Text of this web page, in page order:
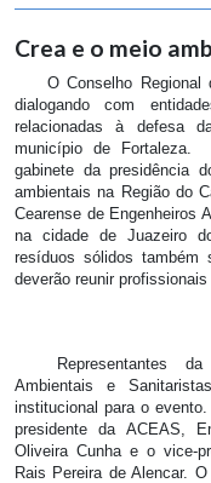
Crea e o meio
O Conselho
dialogando com
relacionadas à defesa
município de Fortaleza.
gabinete da presidência
ambientais na Região do
Cearense de Engenheiros
na cidade de Juazeiro
resíduos sólidos
deverão reunir
Representantes
Ambientais e
institucional para o
presidente da ACEAS,
Oliveira Cunha e o vice-
Rais Pereira de Alencar.